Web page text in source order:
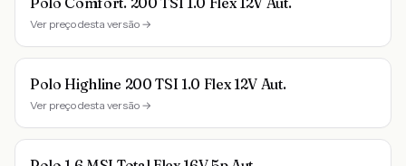
Ver preço desta versão →
Polo Highline 200 TSI 1.0 Flex 12V Aut.
Ver preço desta versão →